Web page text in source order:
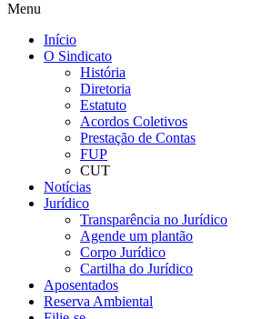
Menu
Início
O Sindicato
História
Diretoria
Estatuto
Acordos Coletivos
Prestação de Contas
FUP
CUT
Notícias
Jurídico
Transparência no Jurídico
Agende um plantão
Corpo Jurídico
Cartilha do Jurídico
Aposentados
Reserva Ambiental